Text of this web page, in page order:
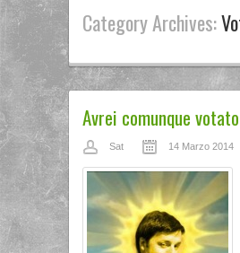
Category Archives:
Avrei comunque
Sat 14 Marzo 2014